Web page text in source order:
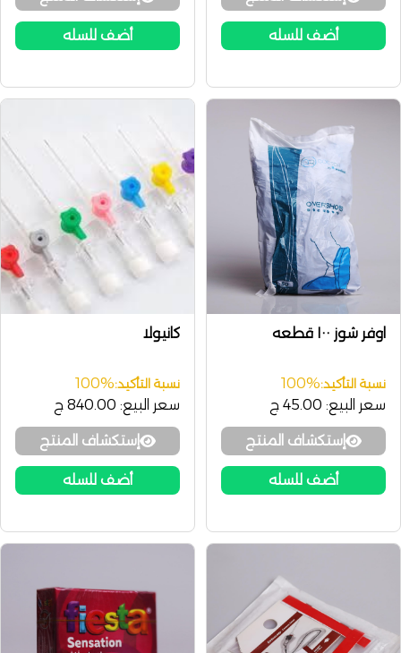
أضف للسله أضف للسله
اوفر شوز ١٠٠ قطعه
نسبة التأكيد:100%
سعر البيع: 45.00 ج
إستكشاف المنتج
أضف للسله
كانيولا
نسبة التأكيد:100%
سعر البيع: 840.00 ج
إستكشاف المنتج
أضف للسله